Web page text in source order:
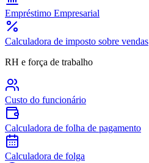
Empréstimo Empresarial
Calculadora de imposto sobre vendas
RH e força de trabalho
Custo do funcionário
Calculadora de folha de pagamento
Calculadora de folga